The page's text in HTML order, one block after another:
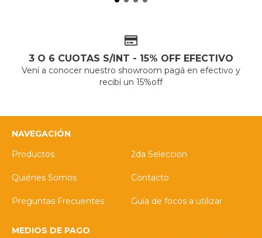
3 O 6 CUOTAS S/INT - 15% OFF EFECTIVO
Vení a conocer nuestro showroom pagá en efectivo y
recibí un 15%off
NAVEGACIÓN
Productos
2da Seleccion
Quiénes Somos Contacto
Preguntas Frecuentes Guía de focos a utilizar
MEDIOS DE PAGO